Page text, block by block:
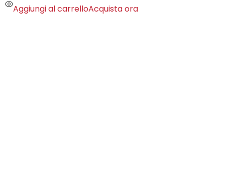
Aggiungi al carrelloAcquista ora